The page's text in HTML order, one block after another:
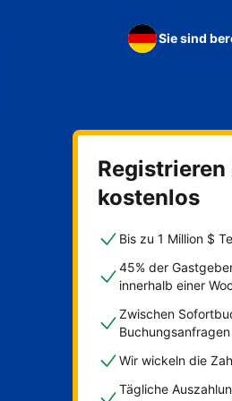
Sie sind
Registrieren
kostenlos
Bis zu 1 Million $
45% der
innerhalb einer
Zwischen
Wir wickeln die
Tägliche